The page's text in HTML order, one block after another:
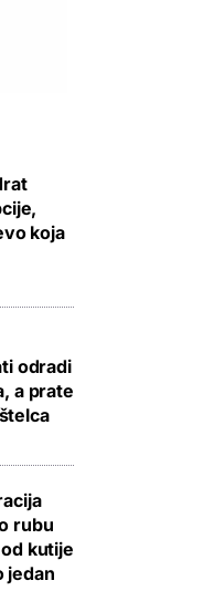
koja
odradi
a prate
rubu
kutije
jedan